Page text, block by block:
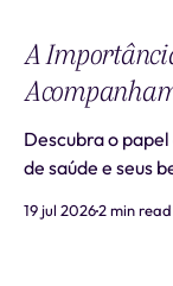
A
Descubra o
de saúde e seus
19 jul 20262 min read